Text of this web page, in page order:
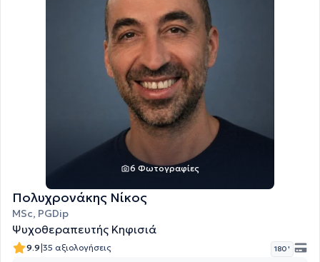
6 Φωτογραφίες
Πολυχρονάκης Νίκος
MSc, PGDip
Ψυχοθεραπευτής Κηφισιά
9.9|35 αξιολογήσεις 180 '